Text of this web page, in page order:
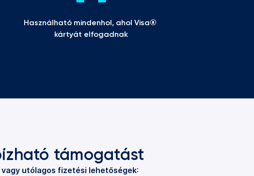
Használható mindenhol, ahol Visa®
kártyát elfogadnak
támogatást
utólagos fizetési lehetőségek: